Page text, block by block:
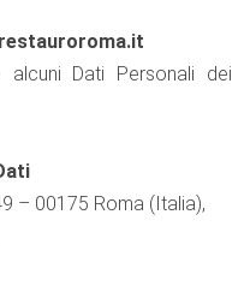
alcuni Dati Personali dei
– 00175 Roma (Italia),